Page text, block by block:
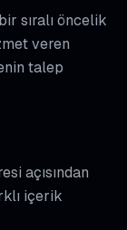
sıralı öncelik
veren
talep
açısından
içerik